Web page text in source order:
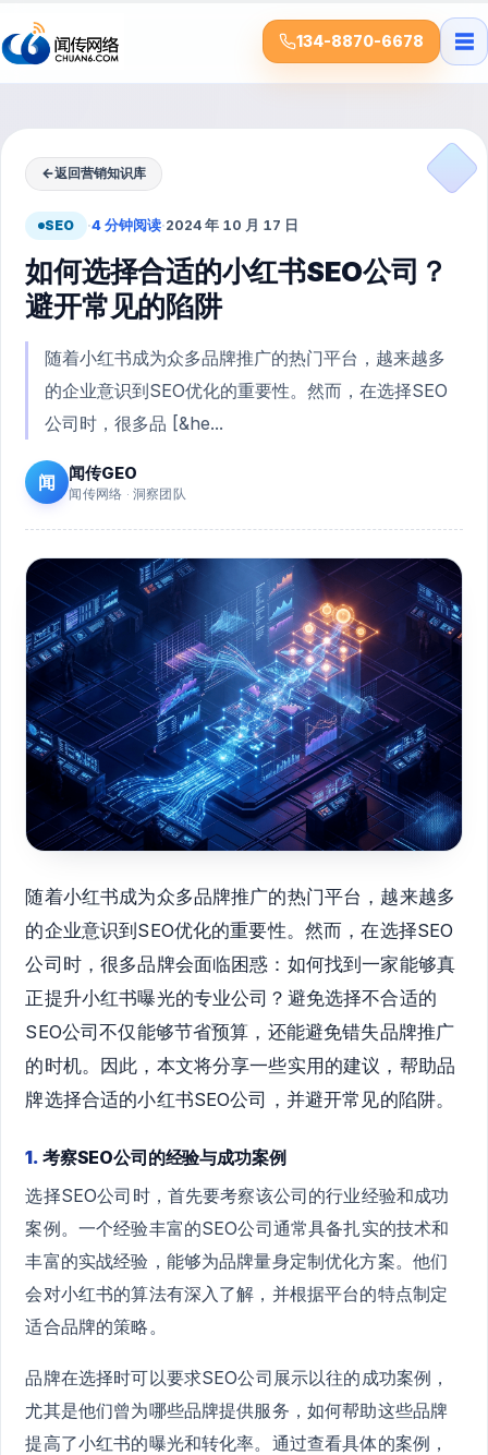
134-8870-6678 ☰
←返回营销知识库
SEO ·4 分钟阅读·2024 年 10 月 17 日
如何选择合适的小红书SEO公司？
避开常见的陷阱
随着小红书成为众多品牌推广的热门平台，越来越多
的企业意识到SEO优化的重要性。然而，在选择SEO
公司时，很多品 [&he...
闻 闻传GEO
闻传网络 · 洞察团队
随着小红书成为众多品牌推广的热门平台，越来越多
的企业意识到SEO优化的重要性。然而，在选择SEO
公司时，很多品牌会面临困惑：如何找到一家能够真
正提升小红书曝光的专业公司？避免选择不合适的
SEO公司不仅能够节省预算，还能避免错失品牌推广
的时机。因此，本文将分享一些实用的建议，帮助品
牌选择合适的小红书SEO公司，并避开常见的陷阱。
1. 考察SEO公司的经验与成功案例
选择SEO公司时，首先要考察该公司的行业经验和成功
案例。一个经验丰富的SEO公司通常具备扎实的技术和
丰富的实战经验，能够为品牌量身定制优化方案。他们
会对小红书的算法有深入了解，并根据平台的特点制定
适合品牌的策略。
品牌在选择时可以要求SEO公司展示以往的成功案例，
尤其是他们曾为哪些品牌提供服务，如何帮助这些品牌
提高了小红书的曝光和转化率。通过查看具体的案例，